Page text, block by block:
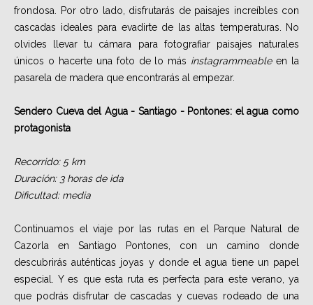
frondosa. Por otro lado, disfrutarás de paisajes increíbles con
cascadas ideales para evadirte de las altas temperaturas. No
olvides llevar tu cámara para fotografiar paisajes naturales
únicos o hacerte una foto de lo más instagrammeableen la
pasarela de madera que encontrarás al empezar.
Sendero Cueva del Agua - Santiago - Pontones: el agua como
protagonista
Recorrido: 5 km
Duración: 3 horas de ida
Dificultad: media
Continuamos el viaje por las rutas en el Parque Natural de
Cazorla en Santiago Pontones, con un camino donde
descubrirás auténticas joyas y donde el agua tiene un papel
especial. Y es que esta ruta es perfecta para este verano, ya
que podrás disfrutar de cascadas y cuevas rodeado de una